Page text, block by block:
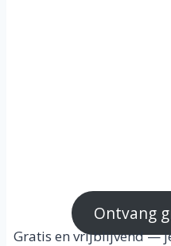
Ontvang
Gratis en vrijblijvend —